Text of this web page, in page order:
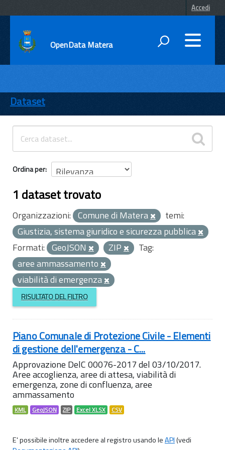
Accedi
OpenData Matera
ENTI
TEMI
INFORMAZIONI
Dataset
Ordina per
1 dataset trovato
Organizzazioni: Comune di Matera
temi:
Giustizia, sistema giuridico e sicurezza pubblica
Formati: GeoJSON ZIP
Tag:
aree ammassamento
viabilità di emergenza
RISULTATO DEL FILTRO
Piano Comunale di Protezione Civile - Elementi
di gestione dell'emergenza - C...
Approvazione DelC 00076-2017 del 03/10/2017.
Aree accoglienza, aree di attesa, viabilità di
emergenza, zone di confluenza, aree
ammassamento
KML GeoJSON ZIP Excel XLSX CSV
E' possibile inoltre accedere al registro usando leAPI(vedi